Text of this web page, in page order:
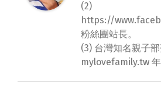
(2)
https://
粉絲團站長。
(3) 台灣知名親子
mylovefamily.tw 年